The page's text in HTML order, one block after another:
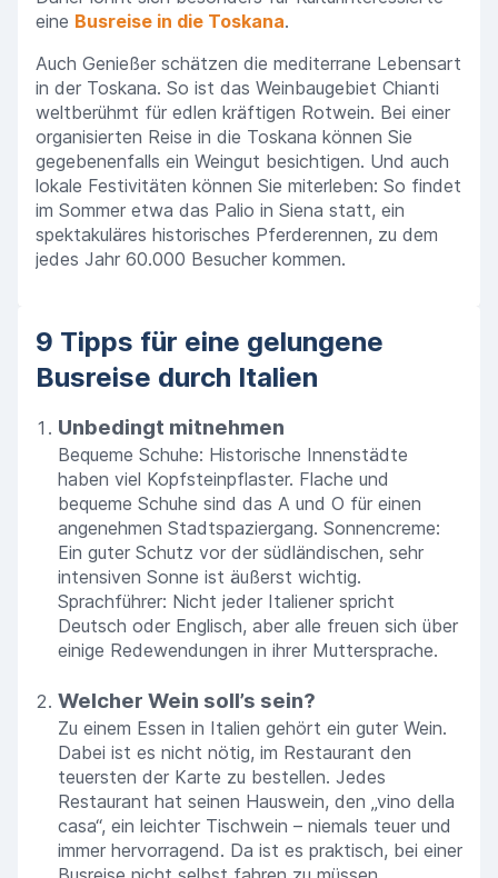
eine Busreise in die Toskana.
Auch Genießer schätzen die mediterrane Lebensart
in der Toskana. So ist das Weinbaugebiet Chianti
weltberühmt für edlen kräftigen Rotwein. Bei einer
organisierten Reise in die Toskana können Sie
gegebenenfalls ein Weingut besichtigen. Und auch
lokale Festivitäten können Sie miterleben: So findet
im Sommer etwa das Palio in Siena statt, ein
spektakuläres historisches Pferderennen, zu dem
jedes Jahr 60.000 Besucher kommen.
9 Tipps für eine gelungene
Busreise durch Italien
Unbedingt mitnehmen
Bequeme Schuhe: Historische Innenstädte
haben viel Kopfsteinpflaster. Flache und
bequeme Schuhe sind das A und O für einen
angenehmen Stadtspaziergang. Sonnencreme:
Ein guter Schutz vor der südländischen, sehr
intensiven Sonne ist äußerst wichtig.
Sprachführer: Nicht jeder Italiener spricht
Deutsch oder Englisch, aber alle freuen sich über
einige Redewendungen in ihrer Muttersprache.
Welcher Wein soll’s sein?
Zu einem Essen in Italien gehört ein guter Wein.
Dabei ist es nicht nötig, im Restaurant den
teuersten der Karte zu bestellen. Jedes
Restaurant hat seinen Hauswein, den „vino della
casa“, ein leichter Tischwein – niemals teuer und
immer hervorragend. Da ist es praktisch, bei einer